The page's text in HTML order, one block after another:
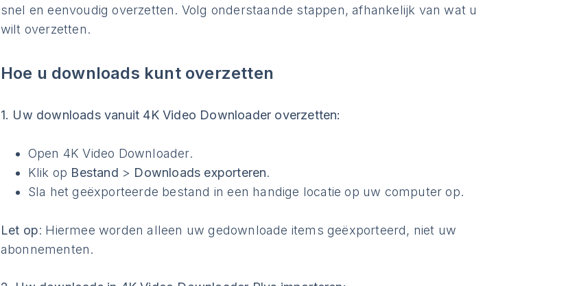
snel en eenvoudig overzetten. Volg onderstaande stappen, afhankelijk van wat u
wilt overzetten.
Hoe u downloads kunt overzetten
1. Uw downloads vanuit 4K Video Downloader overzetten:
Open 4K Video Downloader.
Klik op Bestand > Downloads exporteren.
Sla het geëxporteerde bestand in een handige locatie op uw computer op.
Let op: Hiermee worden alleen uw gedownloade items geëxporteerd, niet uw
abonnementen.